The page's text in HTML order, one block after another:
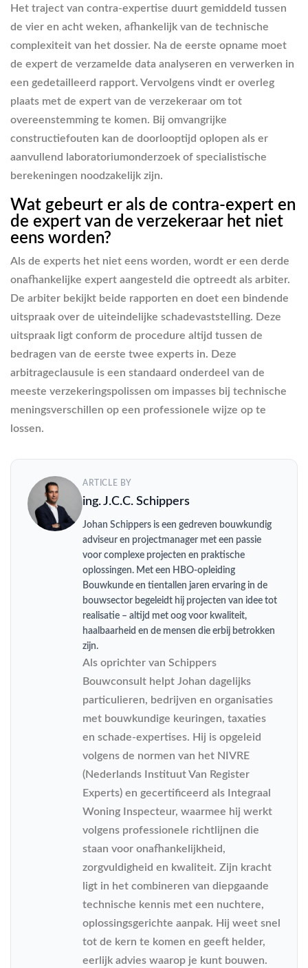
Het traject van contra-expertise duurt gemiddeld tussen
de vier en acht weken, afhankelijk van de technische
complexiteit van het dossier. Na de eerste opname moet
de expert de verzamelde data analyseren en verwerken in
een gedetailleerd rapport. Vervolgens vindt er overleg
plaats met de expert van de verzekeraar om tot
overeenstemming te komen. Bij omvangrijke
constructiefouten kan de doorlooptijd oplopen als er
aanvullend laboratoriumonderzoek of specialistische
berekeningen noodzakelijk zijn.
Wat gebeurt er als de contra-expert en
de expert van de verzekeraar het niet
eens worden?
Als de experts het niet eens worden, wordt er een derde
onafhankelijke expert aangesteld die optreedt als arbiter.
De arbiter bekijkt beide rapporten en doet een bindende
uitspraak over de uiteindelijke schadevaststelling. Deze
uitspraak ligt conform de procedure altijd tussen de
bedragen van de eerste twee experts in. Deze
arbitrageclausule is een standaard onderdeel van de
meeste verzekeringspolissen om impasses bij technische
meningsverschillen op een professionele wijze op te
lossen.
ARTICLE BY
ing. J.C.C. Schippers
Johan Schippers is een gedreven bouwkundig
adviseur en projectmanager met een passie
voor complexe projecten en praktische
oplossingen. Met een HBO-opleiding
Bouwkunde en tientallen jaren ervaring in de
bouwsector begeleidt hij projecten van idee tot
realisatie – altijd met oog voor kwaliteit,
haalbaarheid en de mensen die erbij betrokken
zijn.
Als oprichter van Schippers
Bouwconsult helpt Johan dagelijks
particulieren, bedrijven en organisaties
met bouwkundige keuringen, taxaties
en schade-expertises. Hij is opgeleid
volgens de normen van het NIVRE
(Nederlands Instituut Van Register
Experts) en gecertificeerd als Integraal
Woning Inspecteur, waarmee hij werkt
volgens professionele richtlijnen die
staan voor onafhankelijkheid,
zorgvuldigheid en kwaliteit. Zijn kracht
ligt in het combineren van diepgaande
technische kennis met een nuchtere,
oplossingsgerichte aanpak. Hij weet snel
tot de kern te komen en geeft helder,
eerlijk advies waarop je kunt bouwen.